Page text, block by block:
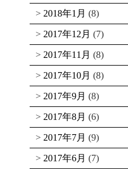
2018年1月 (8)
2017年12月 (7)
2017年11月 (8)
2017年10月 (8)
2017年9月 (8)
2017年8月 (6)
2017年7月 (9)
2017年6月 (7)